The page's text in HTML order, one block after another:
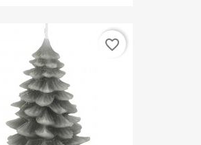
favorite_border